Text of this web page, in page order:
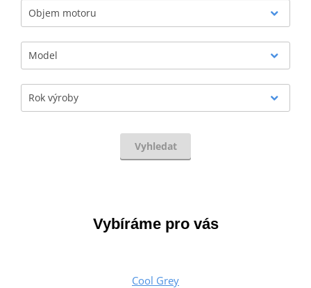
Objem motoru
Model
Rok výroby
Vyhledat
Vybíráme pro vás
Cool Grey